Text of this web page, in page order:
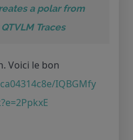
a polar from
Traces
Voici le bon
IQBGMfy